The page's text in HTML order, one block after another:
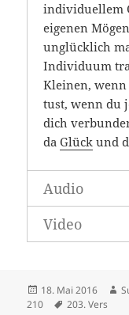
individuellem
eigenen
unglücklich
Individuum
Kleinen,
tust, wenn du
dich
daGlück und
Audio
Video
Veröffentlicht
am
18. Mai 2016
210
Schlagwörter
203. Vers